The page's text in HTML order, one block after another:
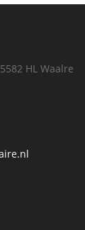
HL Waalre